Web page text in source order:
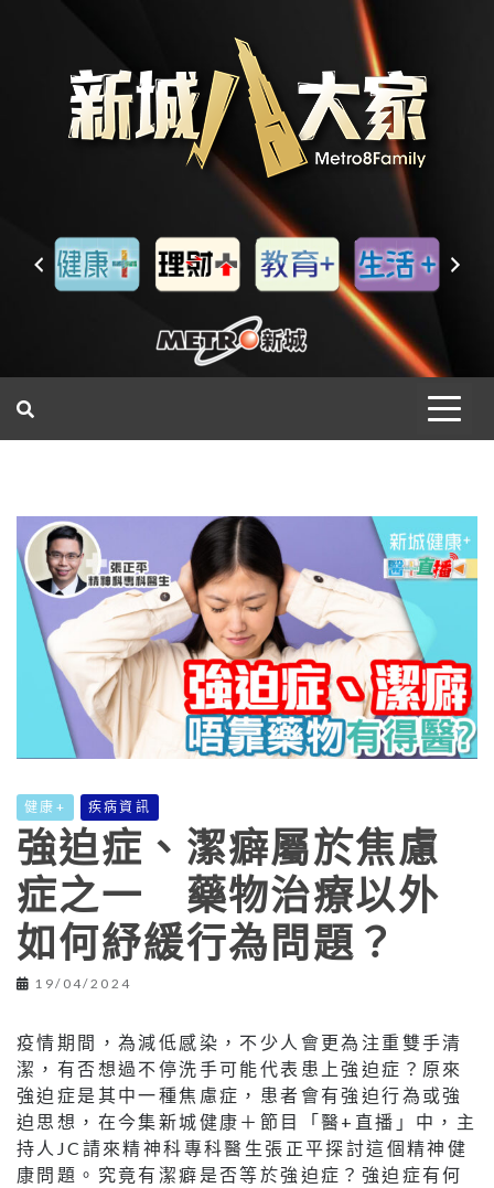
健康+ 疾病資訊
強迫症、潔癖屬於焦慮
症之一 藥物治療以外
如何紓緩行為問題？
19/04/2024
疫情期間，為減低感染，不少人會更為注重雙手清
潔，有否想過不停洗手可能代表患上強迫症？原來
強迫症是其中一種焦慮症，患者會有強迫行為或強
迫思想，在今集新城健康＋節目「醫+直播」中，主
持人JC請來精神科專科醫生張正平探討這個精神健
康問題。究竟有潔癖是否等於強迫症？強迫症有何